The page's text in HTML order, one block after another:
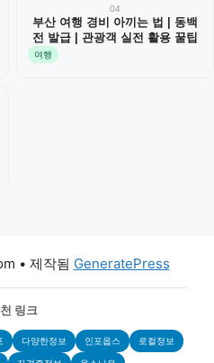
04
부산 여행 경비 아끼는 법 | 동백
전 발급 | 관광객 실전 활용 꿀팁
여행
• 제작됨 GeneratePress
링크
다양한정보 인포웁스 로컬정보